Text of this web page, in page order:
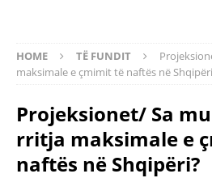
HOME TË FUNDIT
maksimale e çmimit të naftës në
Projeksionet/ Sa
rritja maksimale e
naftës në Shqipëri?